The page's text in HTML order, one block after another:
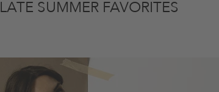
LATE SUMMER FAVORITES